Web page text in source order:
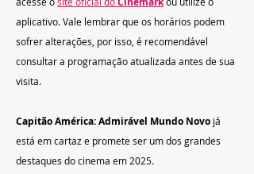
aplicativo. Vale lembrar que os horários podem
sofrer alterações, por isso, é recomendável
consultar a programação atualizada antes de sua
visita.
Capitão América: Admirável Mundo Novo já
está em cartaz e promete ser um dos grandes
destaques do cinema em 2025.